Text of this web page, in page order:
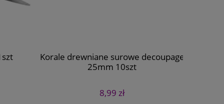
Korale drewniane surowe decoupage
25mm 10szt
8,99 zł